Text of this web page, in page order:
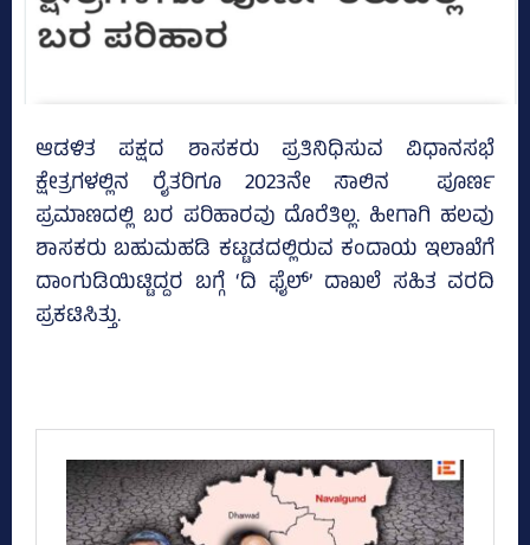
ಆಡಳಿತ ಪಕ್ಷದ ಶಾಸಕರು ಪ್ರತಿನಿಧಿಸುವ ವಿಧಾನಸಭೆ
ಕ್ಷೇತ್ರಗಳಲ್ಲಿನ ರೈತರಿಗೂ 2023ನೇ ಸಾಲಿನ ಪೂರ್ಣ
ಪ್ರಮಾಣದಲ್ಲಿ ಬರ ಪರಿಹಾರವು ದೊರೆತಿಲ್ಲ. ಹೀಗಾಗಿ ಹಲವು
ಶಾಸಕರು ಬಹುಮಹಡಿ ಕಟ್ಟಡದಲ್ಲಿರುವ ಕಂದಾಯ ಇಲಾಖೆಗೆ
ದಾಂಗುಡಿಯಿಟ್ಟಿದ್ದರ ಬಗ್ಗೆ ‘ದಿ ಫೈಲ್‌’ ದಾಖಲೆ ಸಹಿತ ವರದಿ
ಪ್ರಕಟಿಸಿತ್ತು.